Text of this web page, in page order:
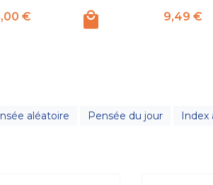
Prix
€ Prix
9,49 €
aléatoire Pensée du jour Index